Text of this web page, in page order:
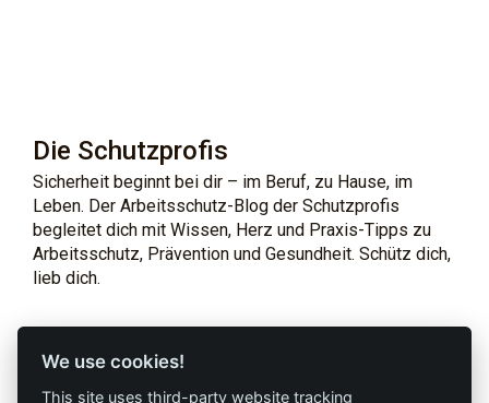
Die Schutzprofis
Sicherheit beginnt bei dir – im Beruf, zu Hause, im
Leben. Der Arbeitsschutz-Blog der Schutzprofis
begleitet dich mit Wissen, Herz und Praxis-Tipps zu
Arbeitsschutz, Prävention und Gesundheit. Schütz dich,
lieb dich.
Profi-Marken
We use cookies!
This site uses third-party website tracking